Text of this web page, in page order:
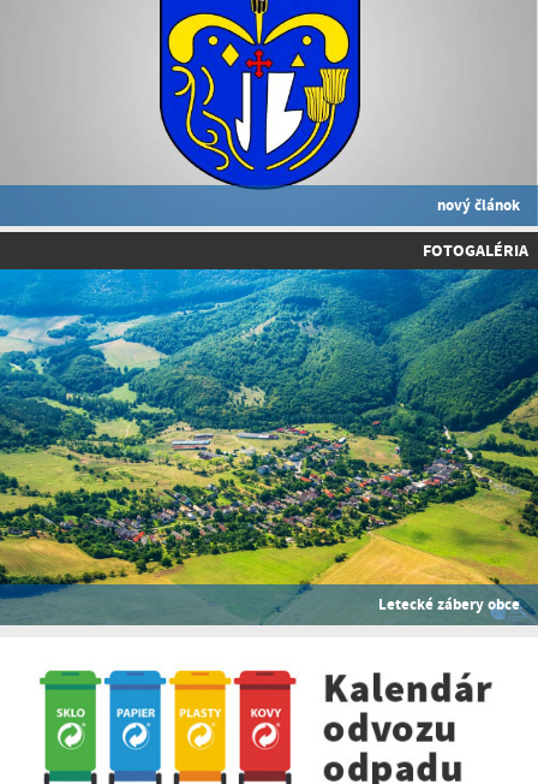
nový článok
FOTOGALÉRIA
Letecké zábery obce